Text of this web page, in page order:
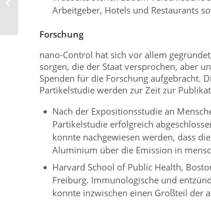
Arbeitgeber, Hotels und Restaurants
Forschung
nano-Control hat sich vor allem
sorgen, die der Staat versprochen, aber
Spenden für die Forschung aufgebracht.
Partikelstudie werden zur Zeit zur
Nach der Expositionsstudie an
Partikelstudie erfolgreich
konnte nachgewiesen werden, dass
Aluminium über die Emission in
Harvard School of Public Health,
Freiburg. Immunologische und
konnte inzwischen einen Großteil der
verpflichtend in separate Räume